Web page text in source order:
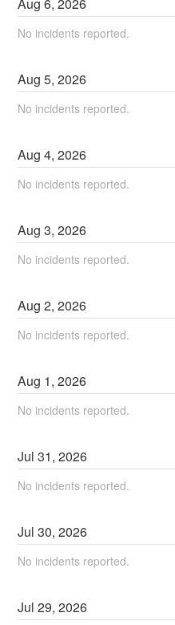
No incidents reported.
Aug5,2026
No incidents reported.
Aug4,2026
No incidents reported.
Aug3,2026
No incidents reported.
Aug2,2026
No incidents reported.
Aug 1,2026
No incidents reported.
Jul31,2026
No incidents reported.
Jul30,2026
No incidents reported.
Jul29,2026